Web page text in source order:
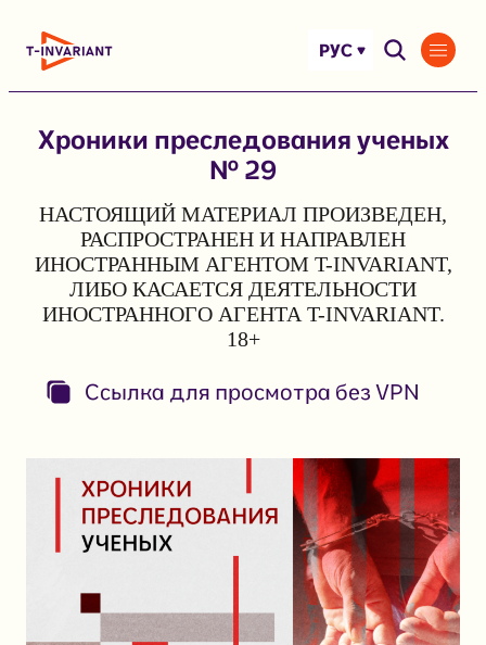
РУС
Хроники преследования ученых
№ 29
НАСТОЯЩИЙ МАТЕРИАЛ ПРОИЗВЕДЕН,
РАСПРОСТРАНЕН И НАПРАВЛЕН
ИНОСТРАННЫМ АГЕНТОМ T-INVARIANT,
ЛИБО КАСАЕТСЯ ДЕЯТЕЛЬНОСТИ
ИНОСТРАННОГО АГЕНТА T-INVARIANT.
18+
Ссылка для просмотра без VPN